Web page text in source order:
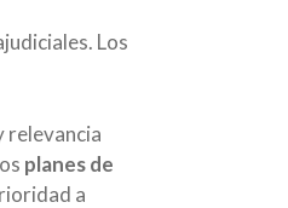
Los
relevancia
planes de
a